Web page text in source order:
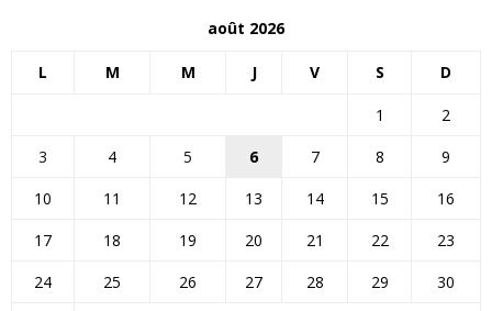
août 2026
L M M J V S D
1
2
3
4 5 6 7 8
9
10
11 12 13 14 15
16
17
18 19 20 21 22
23
24
25 26 27 28 29
30